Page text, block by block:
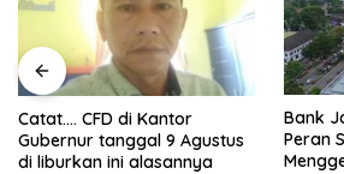
Catat…. CFD di Kantor
Gubernur tanggal 9 Agustus
di liburkan ini alasannya
Bank
Peran